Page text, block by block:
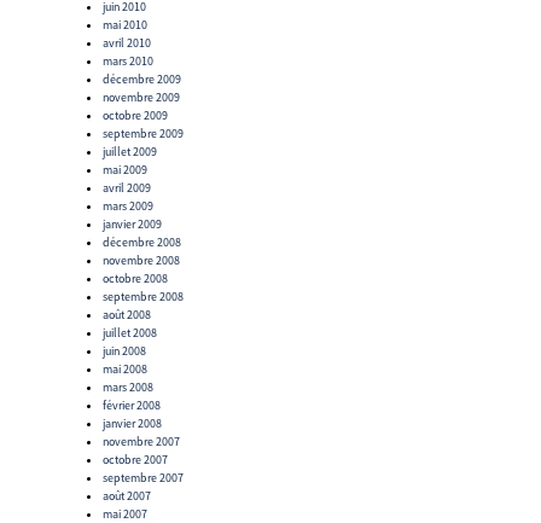
juin 2010
mai 2010
avril 2010
mars 2010
décembre 2009
novembre 2009
octobre 2009
septembre 2009
juillet 2009
mai 2009
avril 2009
mars 2009
janvier 2009
décembre 2008
novembre 2008
octobre 2008
septembre 2008
août 2008
juillet 2008
juin 2008
mai 2008
mars 2008
février 2008
janvier 2008
novembre 2007
octobre 2007
septembre 2007
août 2007
mai 2007